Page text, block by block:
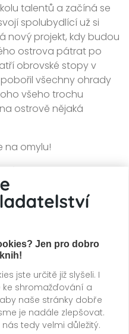
Jen pro dobro
knih!
jste určitě již slyšeli. I
ke shromažďování a
naše stránky dobře
je nadále zlepšovat.
tedy velmi důležitý.
talentů a začíná se
spolubydlící už si
nový projekt, kdy budou
ostrova pátrat po
obrovské stopy v
všechny ohrady
všeho trochu
ostrově nějaká
na omylu!
a zažívat
určitě správně!
krátkými kapitolami a
kluky od 8 let.
3. díl z 3
Příliš hlučná zvířata
Bez proudu!